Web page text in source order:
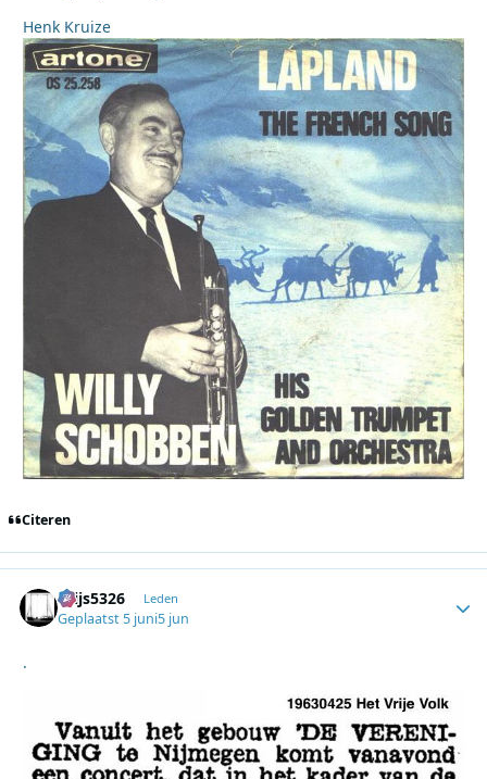
Henk Kruize
Citeren
thijs5326 Leden
Geplaatst 5 juni5 jun
.